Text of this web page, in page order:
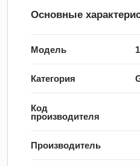
Основные
Модель
Категория
Код
производителя
Производитель